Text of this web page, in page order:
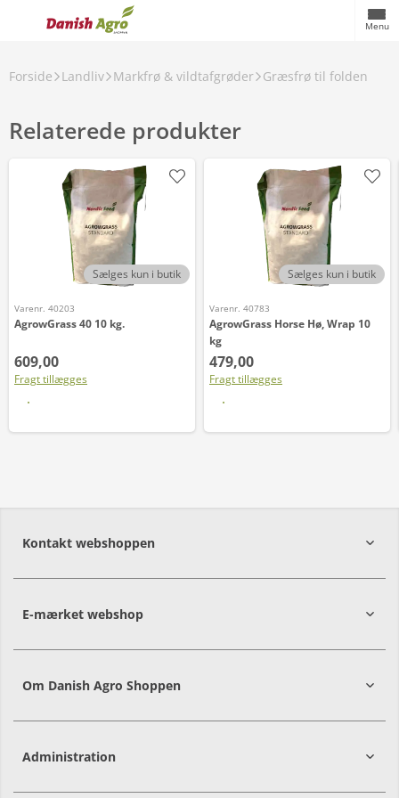
Menu
Forside Landliv Markfrø & vildtafgrøder Græsfrø til folden
Relaterede produkter
Sælges kun i butik
Varenr. 40203
AgrowGrass 40 10 kg.
609,00
Fragt tillægges
Sælges kun i butik
Varenr. 40783
AgrowGrass Horse Hø, Wrap 10
kg
479,00
Fragt tillægges
Kontakt webshoppen
E-mærket webshop
Om Danish Agro Shoppen
Administration